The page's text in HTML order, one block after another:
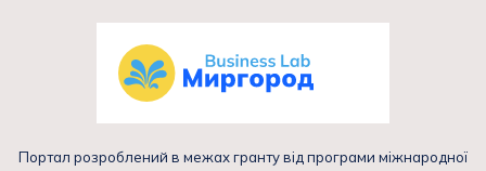
Портал розроблений в межах гранту від програми міжнародної